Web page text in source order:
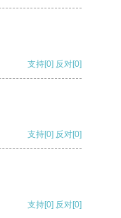
支持[0] 反对[0]
支持[0] 反对[0]
支持[0] 反对[0]